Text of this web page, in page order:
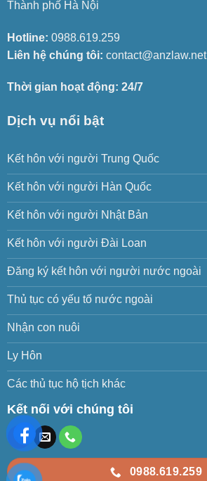
Thành phố Hà Nội
Hotline: 0988.619.259
Liên hệ chúng tôi: contact@anzlaw.net
Thời gian hoạt động: 24/7
Dịch vụ nổi bật
Kết hôn với người Trung Quốc
Kết hôn với người Hàn Quốc
Kết hôn với người Nhật Bản
Kết hôn với người Đài Loan
Đăng ký kết hôn với người nước ngoài
Thủ tục có yếu tố nước ngoài
Nhận con nuôi
Ly Hôn
Các thủ tục hộ tịch khác
Kết nối với chúng tôi
0988.619.259